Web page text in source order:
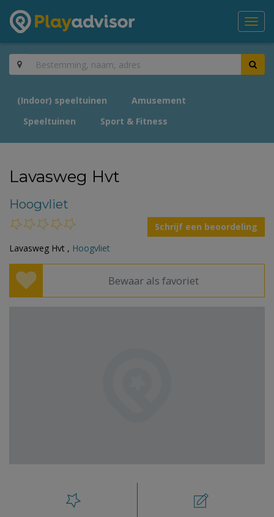
(Indoor) speeltuinen
Amusement
Speeltuinen
Sport & Fitness
Lavasweg Hvt
Hoogvliet
Schrijf een beoordeling
Lavasweg Hvt , Hoogvliet
Bewaar als favoriet